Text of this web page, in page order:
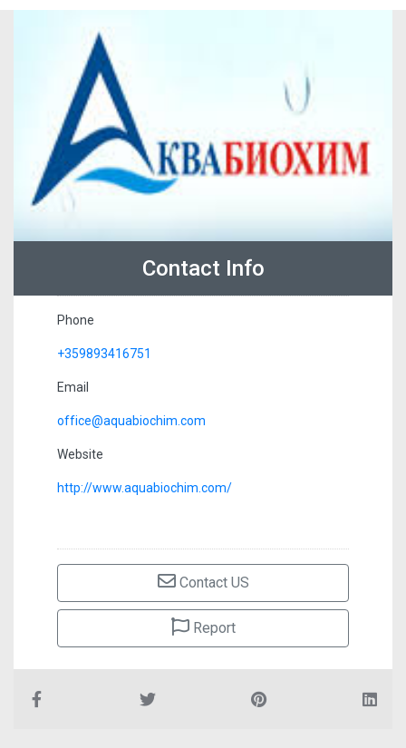
Contact Info
Phone
+359893416751
Email
office@aquabiochim.com
Website
http://www.aquabiochim.com/
Contact US
Report